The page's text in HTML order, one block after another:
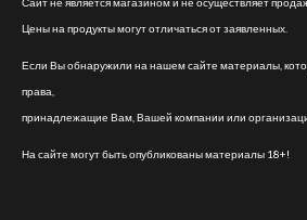
Цены на продукты могут отличаться от заявленных.
Если Вы обнаружили на нашем сайте материалы,
права,
принадлежащие Вам, Вашей компании или
На сайте могут быть опубликованы материалы 18+!